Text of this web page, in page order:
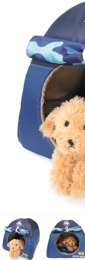
北海道・沖縄のお客様には一
部除外品があります。